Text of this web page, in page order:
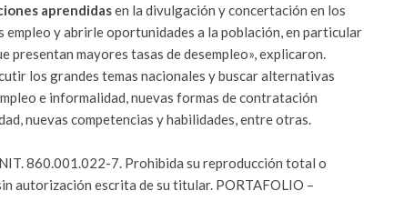
aprendidasen la divulgación y concertación en los
empleo y abrirle oportunidades a la población, en particular
presentan mayores tasas de desempleo», explicaron.
los grandes temas nacionales y buscar alternativas
e informalidad, nuevas formas de contratación
nuevas competencias y habilidades, entre otras.
860.001.022-7. Prohibida su reproducción total o
autorización escrita de su titular. PORTAFOLIO –